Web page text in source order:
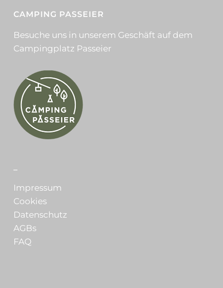
CAMPING PASSEIER
Besuche uns in unserem Geschäft auf dem
Campingplatz Passeier
Impressum
Cookies
Datenschutz
AGBs
FAQ